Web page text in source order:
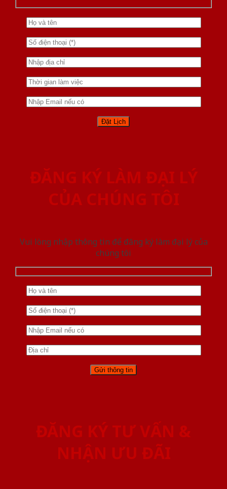
ĐĂNG KÝ LÀM ĐẠI LÝ
CỦA CHÚNG TÔI
Vui lòng nhập thông tin để đăng ký làm đại lý của
chúng tôi
ĐĂNG KÝ TƯ VẤN &
NHẬN ƯU ĐÃI